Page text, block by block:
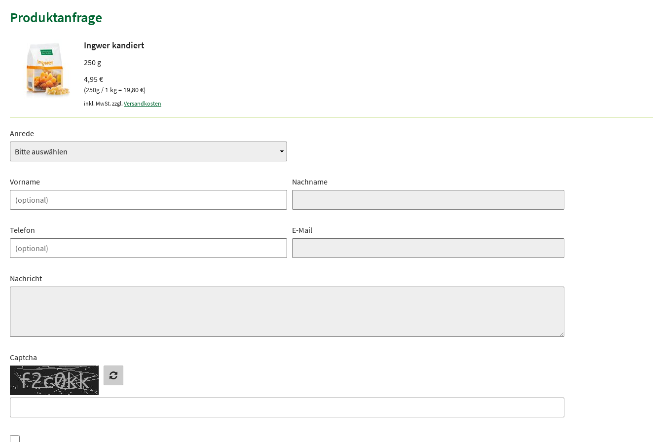
Produktanfrage
Ingwer kandiert
250 g
4,95 €
(250g / 1 kg = 19,80 €)
inkl. MwSt. zzgl. Versandkosten
Anrede
Vorname Nachname
Telefon E-Mail
Nachricht
Captcha